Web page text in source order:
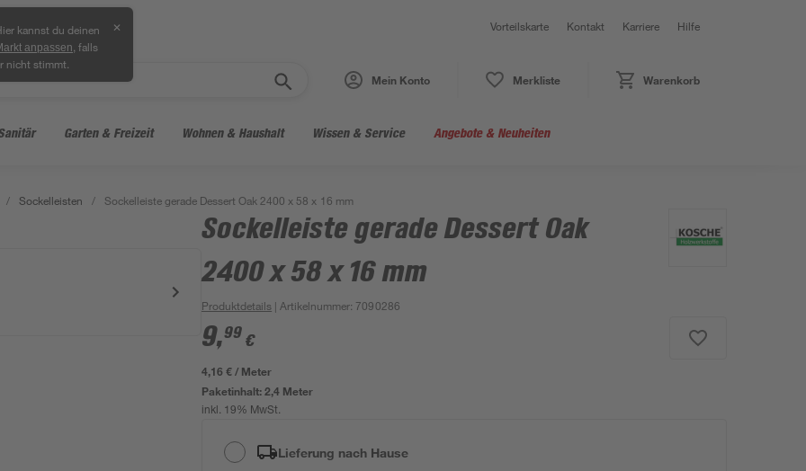
kannst du deinen
anpassen , falls
nicht stimmt.
✕ Vorteilskarte Kontakt Karriere Hilfe
Mein Konto Merkliste Warenkorb
Garten & Freizeit Wohnen & Haushalt Wissen & Service Angebote & Neuheiten
/ Sockelleisten / Sockelleiste gerade Dessert Oak 2400 x 58 x 16 mm
Sockelleiste gerade Dessert Oak
2400 x 58 x 16 mm
Produktdetails | Artikelnummer: 7090286
9,99 €
4,16 € / Meter
Paketinhalt:2,4 Meter
inkl. 19% MwSt.
Lieferung nach Hause